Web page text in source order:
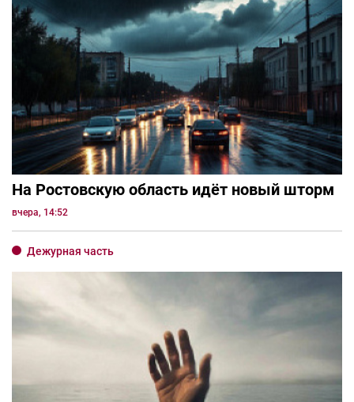
На Ростовскую область идёт новый шторм
вчера, 14:52
Дежурная часть